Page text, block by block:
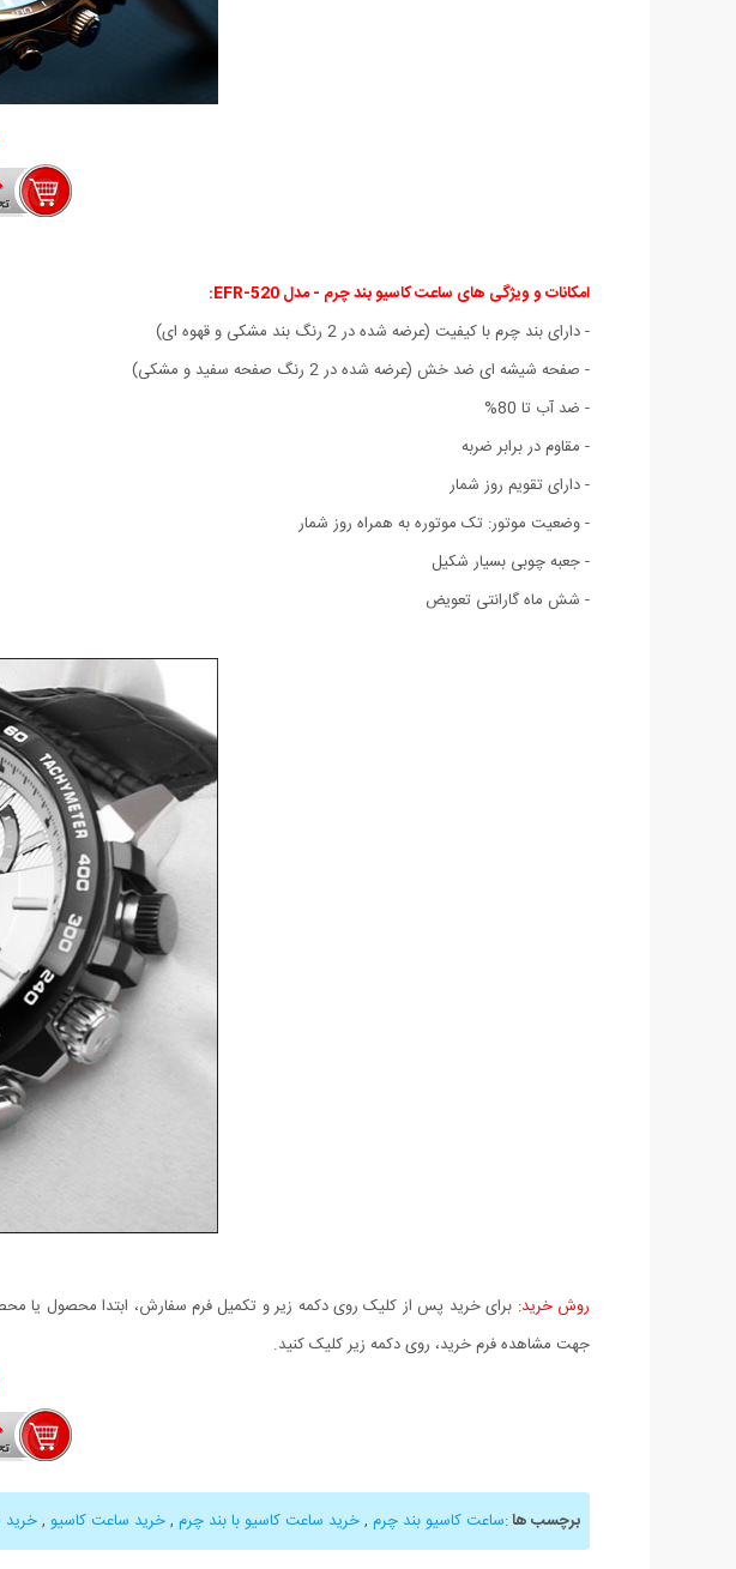
امکانات و ویژگی های ساعت کاسیو بند چرم - مدل EFR-520:
- دارای بند چرم با کیفیت (عرضه شده در 2 رنگ بند مشکی و قهوه ای)
- صفحه شیشه ای ضد خش (عرضه شده در 2 رنگ صفحه سفید و مشکی)
- ضد آب تا 80%
- مقاوم در برابر ضربه
- دارای تقویم روز شمار
- وضعیت موتور: تک موتوره به همراه روز شمار
- جعبه چوبی بسیار شکیل
- شش ماه گارانتی تعویض
روش خرید: برای خرید پس از کلیک روی دکمه زیر و تکمیل فرم سفارش، ابتدا محصول یا
جهت مشاهده فرم خرید، روی دکمه زیر کلیک کنید.
برچسب ها:ساعت کاسیو بند چرم ,خرید ساعت کاسیو با بند چرم ,خرید ساعت کاسیو ,